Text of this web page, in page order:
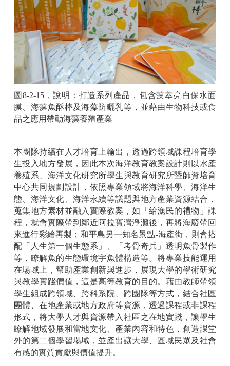
圖 8-2-15，說明：打造系列產品，包含藻萃亮白保水面
膜、海藻魚酥棒及海藻防曬乳等，並藉由生物科技或食
品之應用帶動海藻養殖產業
本團隊持續在人才培育上輸出，透過跨領域課程培育學
生投入地方發展，因此本次海洋教育教案設計則以水產
養殖系、海洋文化研究所學生與教育研究所暨師資培育
中心共同規劃設計，依照專業領域將海洋科學、海洋生
態、海洋文化、海洋永續等議題與地方產業資源結合，
蒐集地方素材並融入實際教案，如「給漁民的禮物」課
程，就會實際帶到鄰近阿拉寶灣淨灘後，再將海廢帶回
來進行彩繪再製；和平島另一知名景點-海產街，則會搭
配「人生第一個生態系」、「考骨奇兵」透明魚骨製作
等，瞭解魚的生態環境宇魚體構造等。將專業技能運用
在場域上，幫助產業創新與進步，展現大學的學術研究
與教學實踐價值，這是高等教育的目的。藉由教師帶領
學生組成跨領域、跨科系院、跨團隊等方式，結合社區
團體、在地產業或地方政府等資源，透過課程或非課程
形式，將大學人才與資源帶入社區之在地實踐，讓學生
瞭解地域發展和當地文化、產業內容和特色，創造課堂
外的第二個學習場域，並產出讓大學、區域民眾及社會
有感的實質貢獻與價值提升。